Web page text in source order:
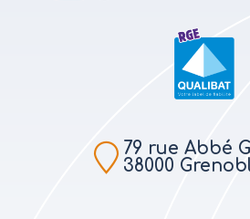
79 rue Abbé
38000